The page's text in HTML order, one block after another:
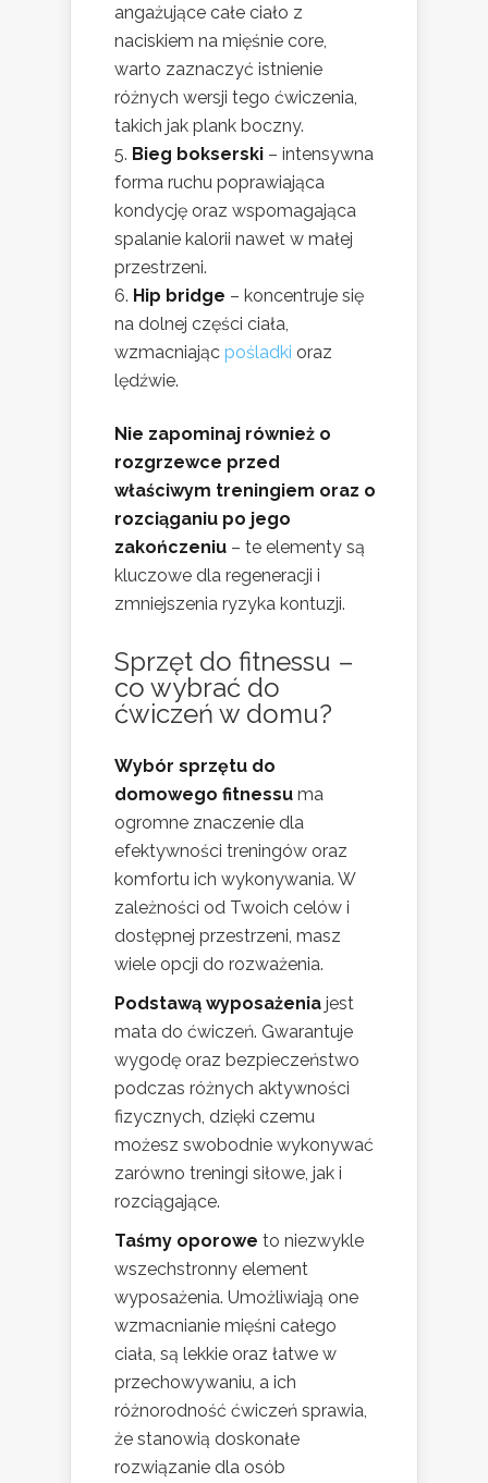
angażujące całe ciało z
naciskiem na mięśnie core,
warto zaznaczyć istnienie
różnych wersji tego ćwiczenia,
takich jak plank boczny.
Bieg bokserski – intensywna
forma ruchu poprawiająca
kondycję oraz wspomagająca
spalanie kalorii nawet w małej
przestrzeni.
Hip bridge – koncentruje się
na dolnej części ciała,
wzmacniając pośladki oraz
lędźwie.
Nie zapominaj również o
rozgrzewce przed
właściwym treningiem oraz o
rozciąganiu po jego
zakończeniu – te elementy są
kluczowe dla regeneracji i
zmniejszenia ryzyka kontuzji.
Sprzęt do fitnessu –
co wybrać do
ćwiczeń w domu?
Wybór sprzętu do
domowego fitnessu ma
ogromne znaczenie dla
efektywności treningów oraz
komfortu ich wykonywania. W
zależności od Twoich celów i
dostępnej przestrzeni, masz
wiele opcji do rozważenia.
Podstawą wyposażenia jest
mata do ćwiczeń. Gwarantuje
wygodę oraz bezpieczeństwo
podczas różnych aktywności
fizycznych, dzięki czemu
możesz swobodnie wykonywać
zarówno treningi siłowe, jak i
rozciągające.
Taśmy oporowe to niezwykle
wszechstronny element
wyposażenia. Umożliwiają one
wzmacnianie mięśni całego
ciała, są lekkie oraz łatwe w
przechowywaniu, a ich
różnorodność ćwiczeń sprawia,
że stanowią doskonałe
rozwiązanie dla osób